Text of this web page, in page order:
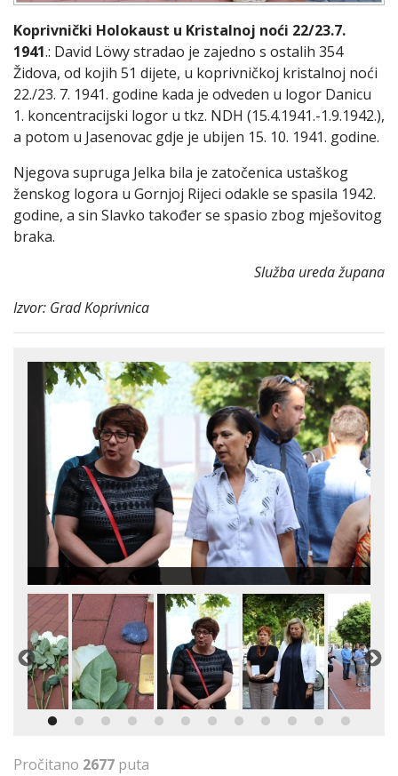
Koprivnički Holokaust u Kristalnoj noći 22/23.7.
1941.: David Löwy stradao je zajedno s ostalih 354
Židova, od kojih 51 dijete, u koprivničkoj kristalnoj noći
22./23. 7. 1941. godine kada je odveden u logor Danicu
1. koncentracijski logor u tkz. NDH (15.4.1941.-1.9.1942.),
a potom u Jasenovac gdje je ubijen 15. 10. 1941. godine.
Njegova supruga Jelka bila je zatočenica ustaškog
ženskog logora u Gornjoj Rijeci odakle se spasila 1942.
godine, a sin Slavko također se spasio zbog mješovitog
braka.
Služba ureda župana
Izvor: Grad Koprivnica
Pročitano 2677 puta